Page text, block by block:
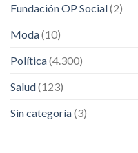
Fundación OP Social(2)
Moda(10)
Política(4.300)
Salud(123)
Sin categoría(3)